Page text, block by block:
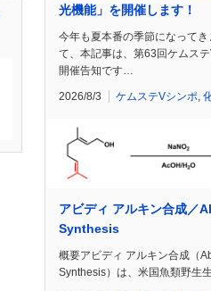
光機能」を開催します！
今年も夏本番の季節になって
て、本記事は、第63回ケムス
開催告知です…
2026/8/3 ケムステVシンポ,
アビディ アルキン合成／
Synthesis
概要アビディ アルキン合成（
Synthesis）は、米国魚類野生